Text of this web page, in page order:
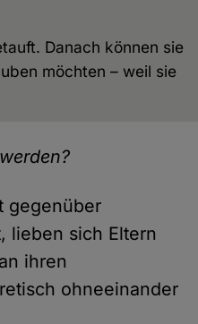
Danach können sie
möchten – weil sie
gegenüber
lieben sich Eltern
ihren
ohneeinander